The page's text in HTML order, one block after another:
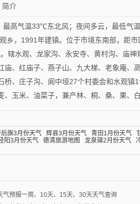
简介
最高气温33℃东北风；夜间多云，最低气
乡，1991年建镇。位于市境东南部，距
辖水观、龙家沟、永安寺、黄村沟、庙
庙、红庙子、燕子山、九大梯、老象庵、
桥、庄子沟、阆中垭27个村委会和水观镇
、玉米、油菜子，兼产林、桐、桑、果、
旗3月份天气 辉县3月份天气 青田1月份天气
阳3月份天气 德清旅游地图 龙泉驿2月份天气
气预报一周、10天、15天、30天天气查询